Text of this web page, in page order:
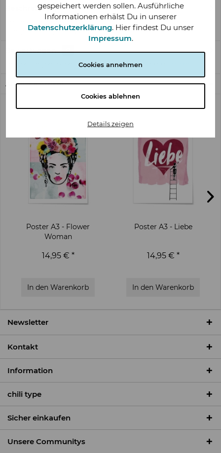
gespeichert werden sollen. Ausführliche
Informationen erhälst Du in unserer
Datenschutzerklärung. Hier findest Du unser
Impressum.
Cookies annehmen
Cookies ablehnen
Details zeigen
Beschreibung
Fresh & Unverwechselbar: Posterdruck DIN-A3 "Kleine
Dinge" Für Style-Liebhaber und... mehr
Bewertungen
0
Bewertungen lesen, schreiben und diskutieren...
Ähnliche Artikel
Poster A3 - Flower
Woman
14,95 € *
In den Warenkorb
Poster A3 - Liebe
14,95 € *
In den Warenkorb
Newsletter
Kontakt
Information
chili type
Sicher einkaufen
Unsere Communitys